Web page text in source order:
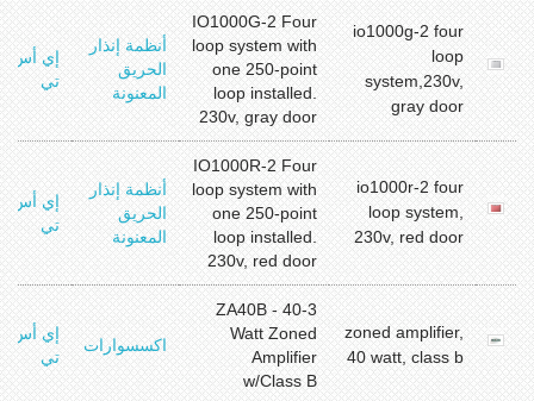
io1000g-2 four
loop
system,230v,
gray door
IO1000G-2 Four
loop system with
one 250-point
loop installed.
230v, gray door
أنظمة إنذار
الحريق
المعنونة
إي أس
تي
io1000r-2 four
loop system,
230v, red door
IO1000R-2 Four
loop system with
one 250-point
loop installed.
230v, red door
أنظمة إنذار
الحريق
المعنونة
إي أس
تي
zoned amplifier,
40 watt, class b
3-ZA40B - 40
Watt Zoned
Amplifier
w/Class B
اكسسوارات
إي أس
تي